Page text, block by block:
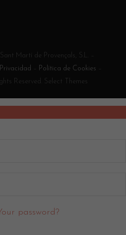
Martí de Provençals, S.L. –
Política de Cookies
Reserved. Select Themes
password?